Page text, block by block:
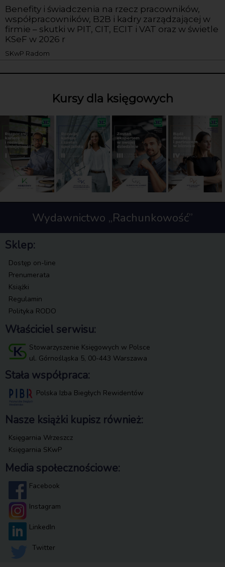
Benefity i świadczenia na rzecz pracowników,
współpracowników, B2B i kadry zarządzającej w
firmie – skutki w PIT, CIT, ECIT i VAT oraz w świetle
KSeF w 2026 r
SKwP Radom
Kursy dla księgowych
Wydawnictwo „Rachunkowość”
Sklep:
Dostęp on-line
Prenumerata
Książki
Regulamin
Polityka RODO
Właściciel serwisu:
Stowarzyszenie Księgowych w Polsce
ul. Górnośląska 5, 00-443 Warszawa
Stała współpraca:
Polska Izba Biegłych Rewidentów
Nasze książki kupisz również:
Księgarnia Wrzeszcz
Księgarnia SKwP
Media społecznościowe:
Facebook
Instagram
LinkedIn
Twitter